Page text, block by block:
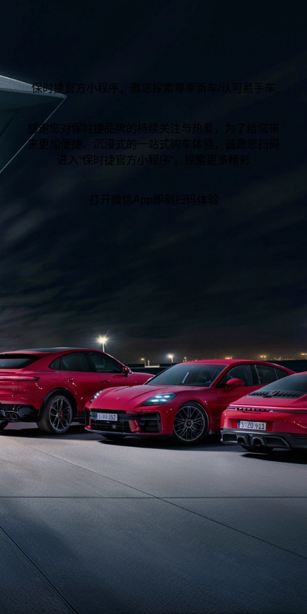
保时捷官方小程序，邀您探索尊享新车/认可易手车
感谢您对保时捷品牌的持续关注与热爱，为了给您带
来更加便捷、沉浸式的一站式购车体验，诚邀您扫码
进入“保时捷官方小程序“，探索更多精彩
打开微信App即刻扫码体验